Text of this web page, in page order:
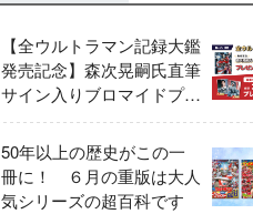
【全ウルトラマン記録大鑑
発売記念】森次晃嗣氏直筆
サイン入りブロマイドプレ
ゼントキャンペーン開催！
50年以上の歴史がこの一
冊に！ ６月の重版は大人
気シリーズの超百科です